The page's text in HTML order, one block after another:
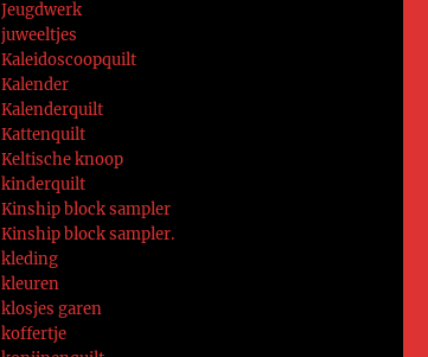
Jeugdwerk
juweeltjes
Kaleidoscoopquilt
Kalender
Kalenderquilt
Kattenquilt
Keltische knoop
kinderquilt
Kinship block sampler
Kinship block sampler.
kleding
kleuren
klosjes garen
koffertje